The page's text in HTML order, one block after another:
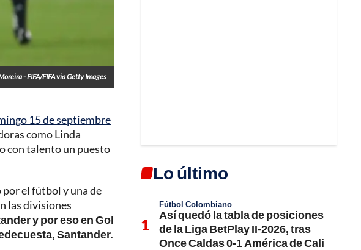
- FIFA/FIFA via Getty Images
15 de septiembre
como Linda
con talento un puesto
por el fútbol y una de
las divisiones
y por eso en Gol
Santander.
Lo último
Fútbol Colombiano
Así quedó la tabla de posiciones
de la Liga BetPlay II-2026, tras
Once Caldas 0-1 América de Cali